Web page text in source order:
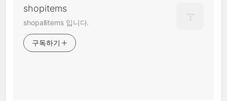
shopitems
shopallitems 입니다.
구독하기